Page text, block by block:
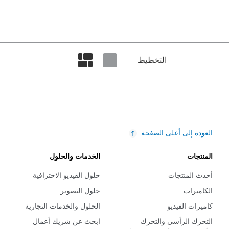
التخطيط
العودة إلى أعلى الصفحة
المنتجات
أحدث المنتجات
الكاميرات
كاميرات الفيديو
التحرك الرأسي والتحرك
الخدمات والحلول
حلول الفيديو الاحترافية
حلول التصوير
الحلول والخدمات التجارية
ابحث عن شريك أعمال